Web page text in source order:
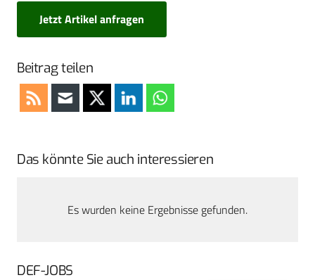
Jetzt Artikel anfragen
Beitrag teilen
Das könnte Sie auch interessieren
Es wurden keine Ergebnisse gefunden.
DEF-JOBS